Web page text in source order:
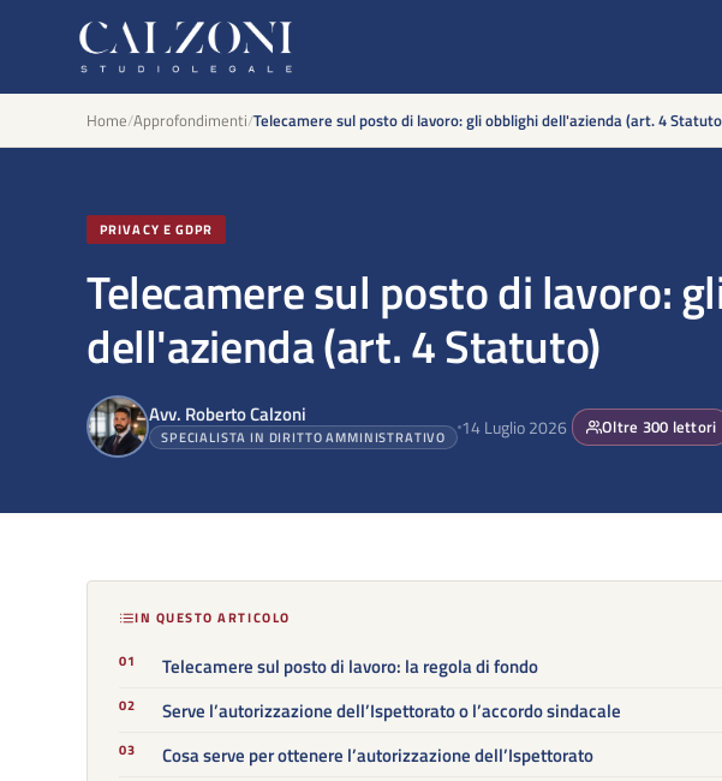
Home/Approfondimenti/Telecamere sul posto di lavoro: gli obblighi dell'azienda (art. 4
PRIVACY E GDPR
Telecamere sul posto di lavoro:
dell'azienda (art. 4 Statuto)
Avv. Roberto Calzoni
SPECIALISTA IN DIRITTO AMMINISTRATIVO 14 Luglio 2026 Oltre 300 lettori
IN QUESTO ARTICOLO
Telecamere sul posto di lavoro: la regola di fondo
Serve l’autorizzazione dell’Ispettorato o l’accordo sindacale
Cosa serve per ottenere l’autorizzazione dell’Ispettorato